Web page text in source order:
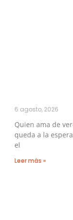
6 agosto, 2026
Quien ama de
queda a la
el
Leer más »